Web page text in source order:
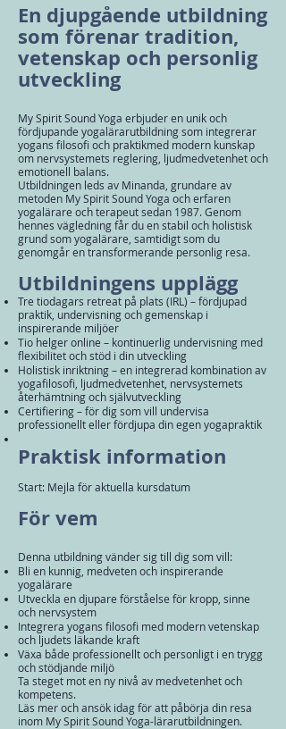
En djupgående utbildning
som förenar tradition,
vetenskap och personlig
utveckling
My Spirit Sound Yoga erbjuder en unik och
fördjupande yogalärarutbildning som integrerar
yogans filosofi och praktikmed modern kunskap
om nervsystemets reglering, ljudmedvetenhet och
emotionell balans.
Utbildningen leds av Minanda, grundare av
metoden My Spirit Sound Yoga och erfaren
yogalärare och terapeut sedan 1987. Genom
hennes vägledning får du en stabil och holistisk
grund som yogalärare, samtidigt som du
genomgår en transformerande personlig resa.
Utbildningens upplägg
Tre tiodagars retreat på plats (IRL) – fördjupad
praktik, undervisning och gemenskap i
inspirerande miljöer
Tio helger online – kontinuerlig undervisning med
flexibilitet och stöd i din utveckling
Holistisk inriktning – en integrerad kombination av
yogafilosofi, ljudmedvetenhet, nervsystemets
återhämtning och självutveckling
Certifiering – för dig som vill undervisa
professionellt eller fördjupa din egen yogapraktik
Praktisk information
Start: Mejla för aktuella kursdatum
För vem
Denna utbildning vänder sig till dig som vill:
Bli en kunnig, medveten och inspirerande
yogalärare
Utveckla en djupare förståelse för kropp, sinne
och nervsystem
Integrera yogans filosofi med modern vetenskap
och ljudets läkande kraft
Växa både professionellt och personligt i en trygg
och stödjande miljö
Ta steget mot en ny nivå av medvetenhet och
kompetens.
Läs mer och ansök idag för att påbörja din resa
inom My Spirit Sound Yoga-lärarutbildningen.